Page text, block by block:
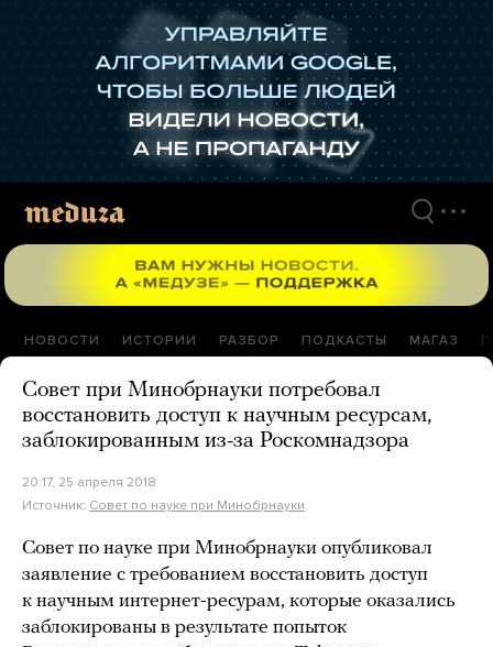
НОВОСТИ ИСТОРИИ РАЗБОР ПОДКАСТЫ МАГАЗ
Совет при Минобрнауки потребовал
восстановить доступ к научным ресурсам,
заблокированным из-за Роскомнадзора
20:17, 25 апреля 2018
Источник: Совет по науке при Минобрнауки
Совет по науке при Минобрнауки опубликовал
заявление с требованием восстановить доступ
к научным интернет-ресурам, которые оказались
заблокированы в результате попыток